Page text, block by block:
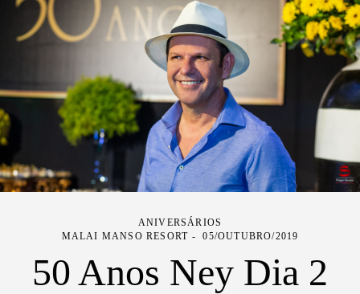
ANIVERSÁRIOS
MALAI MANSO RESORT
05/OUTUBRO/2019
50 Anos Ney Dia 2